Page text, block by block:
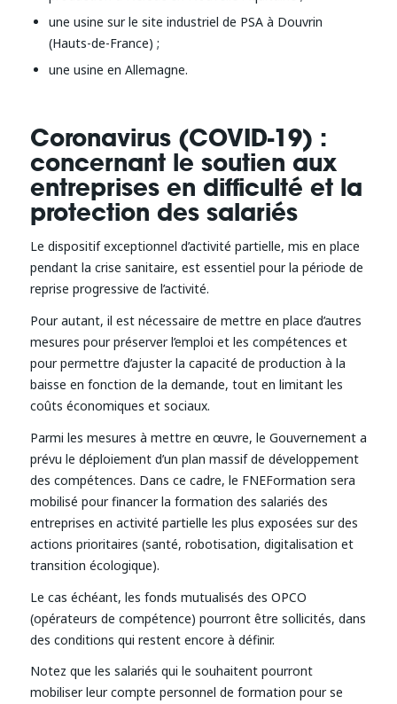
une usine sur le site industriel de PSA à Douvrin
(Hauts-de-France) ;
une usine en Allemagne.
Coronavirus (COVID-19) :
concernant le soutien aux
entreprises en difficulté et la
protection des salariés
Le dispositif exceptionnel d’activité partielle, mis en place
pendant la crise sanitaire, est essentiel pour la période de
reprise progressive de l’activité.
Pour autant, il est nécessaire de mettre en place d’autres
mesures pour préserver l’emploi et les compétences et
pour permettre d’ajuster la capacité de production à la
baisse en fonction de la demande, tout en limitant les
coûts économiques et sociaux.
Parmi les mesures à mettre en œuvre, le Gouvernement a
prévu le déploiement d’un plan massif de développement
des compétences. Dans ce cadre, le FNEFormation sera
mobilisé pour financer la formation des salariés des
entreprises en activité partielle les plus exposées sur des
actions prioritaires (santé, robotisation, digitalisation et
transition écologique).
Le cas échéant, les fonds mutualisés des OPCO
(opérateurs de compétence) pourront être sollicités, dans
des conditions qui restent encore à définir.
Notez que les salariés qui le souhaitent pourront
mobiliser leur compte personnel de formation pour se